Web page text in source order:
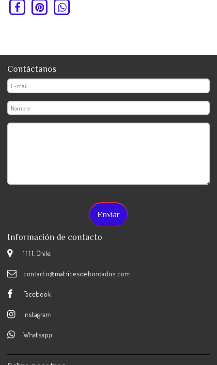
Contáctanos
;
Información de contacto
1 1 1 1, Chile
contacto@matricesdebordados.com
Facebook
Instagram
Whatsapp